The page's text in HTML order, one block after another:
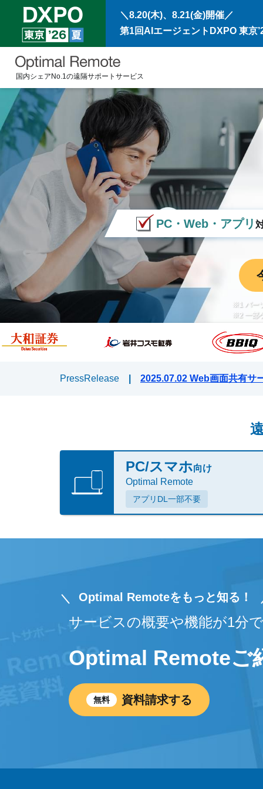
＼8.20(木)、8.21(金)開催／
第1回AIエージェントDXPO 東京
国内シェアNo.1の遠隔サポートサービス
PC・Web・アプリ
※1 パー
※2 一部
PressRelease 2025.07.02 Web画面共有サ
PC/スマホ向け
Optimal Remote
アプリDL一部不要
Optimal Remoteをもっと知る！
サービスの概要や機能が1分
Optimal Remoteご
無料 資料請求する